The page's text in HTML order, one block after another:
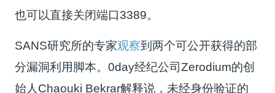
也可以直接关闭端口3389。
SANS研究所的专家观察到两个可公开获得的部
分漏洞利用脚本。0day经纪公司Zerodium的创
始人Chaouki Bekrar解释说，未经身份验证的